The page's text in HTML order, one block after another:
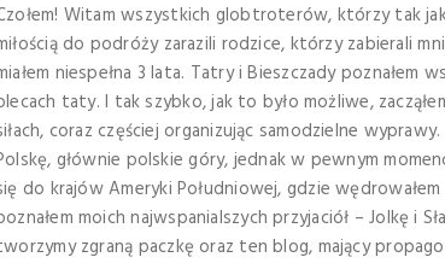
Witam wszystkich globtroterów, którzy tak
do podróży zarazili rodzice, którzy zabierali
niespełna 3 lata. Tatry i Bieszczady poznałem
taty. I tak szybko, jak to było możliwe,
coraz częściej organizując samodzielne
głównie polskie góry, jednak w pewnym
do krajów Ameryki Południowej, gdzie
moich najwspanialszych przyjaciół – Jolkę i
zgraną paczkę oraz ten blog, mający